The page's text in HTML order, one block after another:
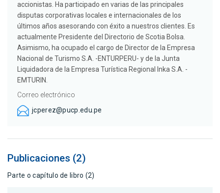
accionistas. Ha participado en varias de las principales
disputas corporativas locales e internacionales de los
últimos años asesorando con éxito a nuestros clientes. Es
actualmente Presidente del Directorio de Scotia Bolsa.
Asimismo, ha ocupado el cargo de Director de la Empresa
Nacional de Turismo S.A. -ENTURPERU- y de la Junta
Liquidadora de la Empresa Turística Regional Inka S.A. -
EMTURIN.
Correo electrónico
jcperez@pucp.edu.pe
Publicaciones (2)
Parte o capítulo de libro (2)